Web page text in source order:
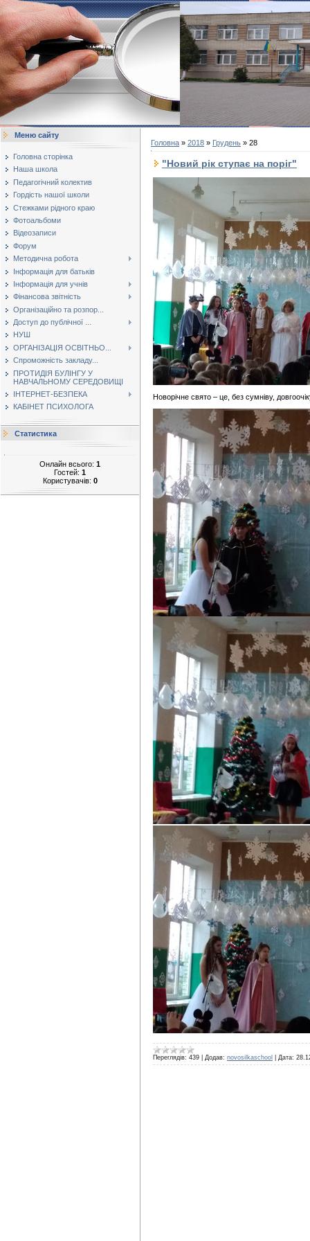
Меню сайту
Головна сторінка
Наша школа
Педагогічний колектив
Гордість нашої школи
Стежками рідного краю
Фотоальбоми
Відеозаписи
Форум
Методична робота
Інформація для батьків
Інформація для учнів
Фінансова звітність
Організаційно та розпор...
Доступ до публічної ...
НУШ
ОРГАНІЗАЦІЯ ОСВІТНЬО...
Спроможність закладу...
ПРОТИДІЯ БУЛІНГУ У
НАВЧАЛЬНОМУ СЕРЕДОВИЩІ
ІНТЕРНЕТ-БЕЗПЕКА
КАБІНЕТ ПСИХОЛОГА
Статистика
Онлайн всього: 1
Гостей: 1
Користувачів: 0
Головна » 2018 » Грудень » 28
"Новий рік ступає на поріг"
Новорічне свято – це, без сумніву,
Переглядів: 439 Додав: novosilkaschool Дата: